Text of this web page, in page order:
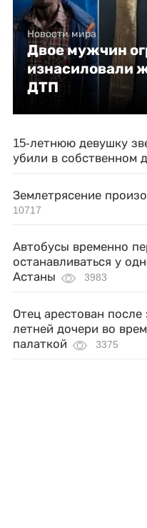
Новости мира
Двое мужчин
изнасиловали
ДТП
15-летнюю девушку
убили в собственном
Землетрясение
10717
Автобусы временно
останавливаться у
Астаны
3983
Отец арестован после
летней дочери во
палаткой
3375